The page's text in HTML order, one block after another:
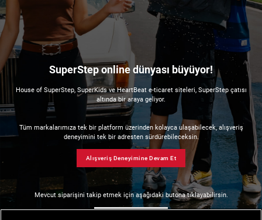
SuperStep online dünyası büyüyor!
House of SuperStep, SuperKids ve HeartBeat e-ticaret siteleri, SuperStep çatısı
altında bir araya geliyor.
Tüm markalarımıza tek bir platform üzerinden kolayca ulaşabilecek, alışveriş
deneyimini tek bir adresten sürdürebileceksin.
Alışveriş Deneyimine Devam Et
Mevcut siparişini takip etmek için aşağıdaki butona tıklayabilirsin.